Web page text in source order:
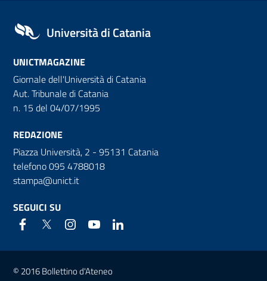
Università di Catania
UNICTMAGAZINE
Giornale dell'Università di Catania
Aut. Tribunale di Catania
n. 15 del 04/07/1995
REDAZIONE
Piazza Università, 2 - 95131 Catania
telefono 095 4788018
stampa@unict.it
SEGUICI SU
Link e informazioni utili
© 2016 Bollettino d'Ateneo